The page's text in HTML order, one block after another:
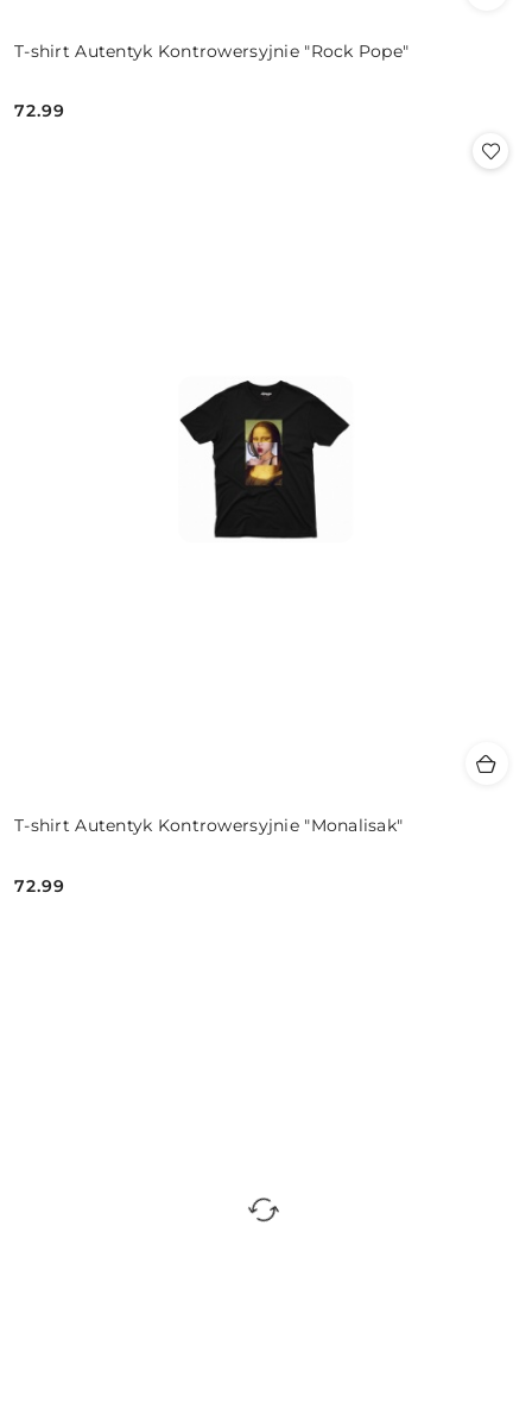
T-shirt Autentyk Kontrowersyjnie "Rock Pope"
Cena:
72.99
T-shirt Autentyk Kontrowersyjnie "Monalisak"
Cena:
72.99